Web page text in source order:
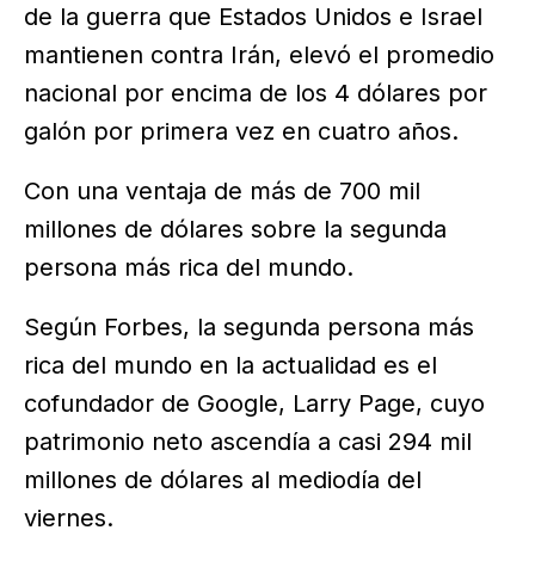
de la guerra que Estados Unidos e Israel
mantienen contra Irán, elevó el promedio
nacional por encima de los 4 dólares por
galón por primera vez en cuatro años.
Con una ventaja de más de 700 mil
millones de dólares sobre la segunda
persona más rica del mundo.
Según Forbes, la segunda persona más
rica del mundo en la actualidad es el
cofundador de Google, Larry Page, cuyo
patrimonio neto ascendía a casi 294 mil
millones de dólares al mediodía del
viernes.